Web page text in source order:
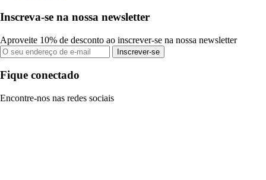
Inscreva-se na nossa newsletter
Aproveite 10% de desconto ao inscrever-se na nossa newsletter
Inscrever-se
Fique conectado
Encontre-nos nas redes sociais